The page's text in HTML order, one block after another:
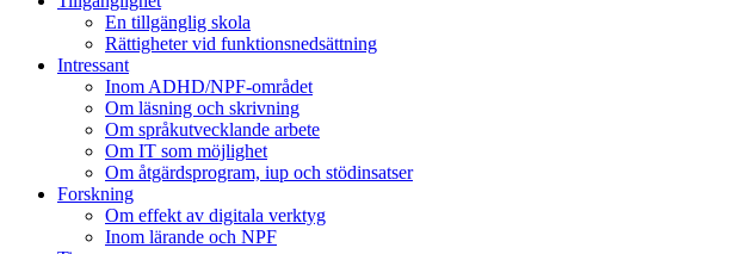
En tillgänglig skola
Rättigheter vid funktionsnedsättning
Intressant
Inom ADHD/NPF-området
Om läsning och skrivning
Om språkutvecklande arbete
Om IT som möjlighet
Om åtgärdsprogram, iup och stödinsatser
Forskning
Om effekt av digitala verktyg
Inom lärande och NPF